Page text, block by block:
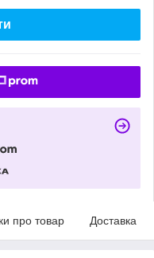
про товар Доставка